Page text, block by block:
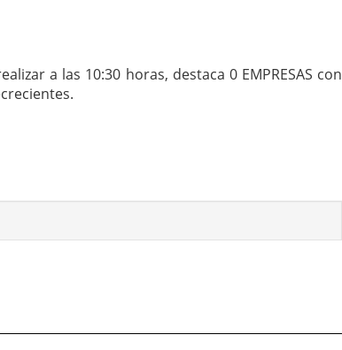
a las 10:30 horas, destaca 0 EMPRESAS con